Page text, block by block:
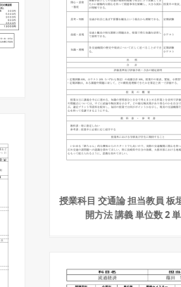
授業科目 交通論 担当教員 板
開方法 講義 単位数 2